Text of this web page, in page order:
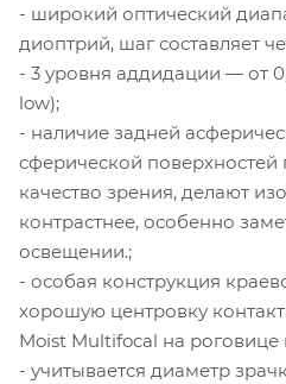
- широкий оптический
диоптрий, шаг составляет
- 3 уровня аддидации — от
low);
- наличие задней
сферической
качество зрения, делают
контрастнее, особенно
освещении.;
- особая конструкция
хорошую центровку
Moist Multifocal на роговице
- учитывается диаметр